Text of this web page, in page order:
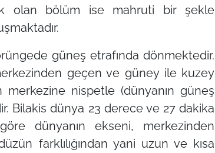
olan bölüm ise mahruti bir şekle
güneş etrafında dönmektedir.
geçen ve güney ile kuzey
merkezine nispetle (dünyanın güneş
Bilakis dünya 23 derece ve 27 dakika
dünyanın ekseni, merkezinden
farklılığından yani uzun ve kısa